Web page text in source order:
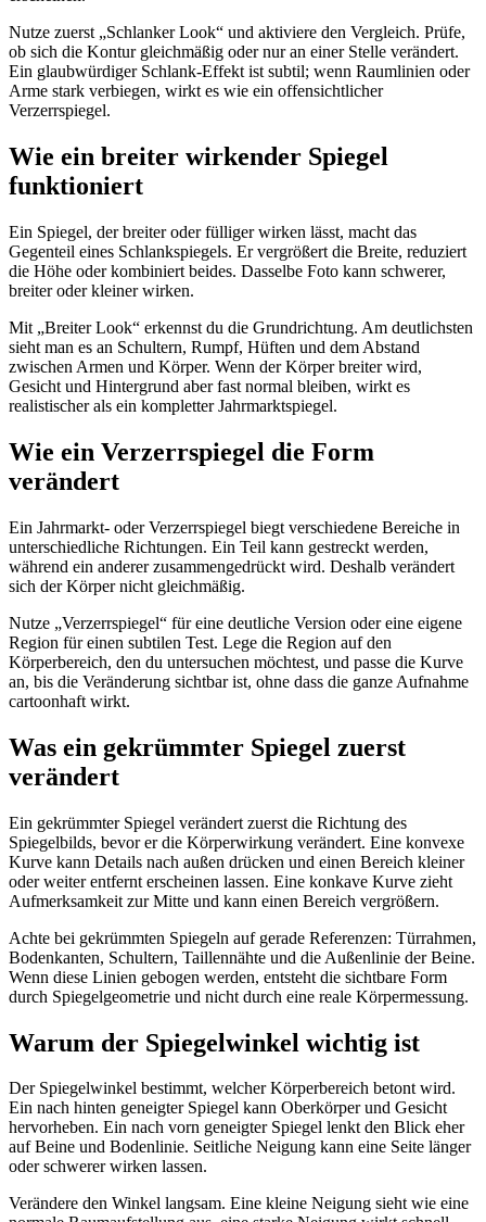
Nutze zuerst „Schlanker Look“ und aktiviere den Vergleich. Prüfe,
ob sich die Kontur gleichmäßig oder nur an einer Stelle verändert.
Ein glaubwürdiger Schlank-Effekt ist subtil; wenn Raumlinien oder
Arme stark verbiegen, wirkt es wie ein offensichtlicher
Verzerrspiegel.
Wie ein breiter wirkender Spiegel
funktioniert
Ein Spiegel, der breiter oder fülliger wirken lässt, macht das
Gegenteil eines Schlankspiegels. Er vergrößert die Breite, reduziert
die Höhe oder kombiniert beides. Dasselbe Foto kann schwerer,
breiter oder kleiner wirken.
Mit „Breiter Look“ erkennst du die Grundrichtung. Am deutlichsten
sieht man es an Schultern, Rumpf, Hüften und dem Abstand
zwischen Armen und Körper. Wenn der Körper breiter wird,
Gesicht und Hintergrund aber fast normal bleiben, wirkt es
realistischer als ein kompletter Jahrmarktspiegel.
Wie ein Verzerrspiegel die Form
verändert
Ein Jahrmarkt- oder Verzerrspiegel biegt verschiedene Bereiche in
unterschiedliche Richtungen. Ein Teil kann gestreckt werden,
während ein anderer zusammengedrückt wird. Deshalb verändert
sich der Körper nicht gleichmäßig.
Nutze „Verzerrspiegel“ für eine deutliche Version oder eine eigene
Region für einen subtilen Test. Lege die Region auf den
Körperbereich, den du untersuchen möchtest, und passe die Kurve
an, bis die Veränderung sichtbar ist, ohne dass die ganze Aufnahme
cartoonhaft wirkt.
Was ein gekrümmter Spiegel zuerst
verändert
Ein gekrümmter Spiegel verändert zuerst die Richtung des
Spiegelbilds, bevor er die Körperwirkung verändert. Eine konvexe
Kurve kann Details nach außen drücken und einen Bereich kleiner
oder weiter entfernt erscheinen lassen. Eine konkave Kurve zieht
Aufmerksamkeit zur Mitte und kann einen Bereich vergrößern.
Achte bei gekrümmten Spiegeln auf gerade Referenzen: Türrahmen,
Bodenkanten, Schultern, Taillennähte und die Außenlinie der Beine.
Wenn diese Linien gebogen werden, entsteht die sichtbare Form
durch Spiegelgeometrie und nicht durch eine reale Körpermessung.
Warum der Spiegelwinkel wichtig ist
Der Spiegelwinkel bestimmt, welcher Körperbereich betont wird.
Ein nach hinten geneigter Spiegel kann Oberkörper und Gesicht
hervorheben. Ein nach vorn geneigter Spiegel lenkt den Blick eher
auf Beine und Bodenlinie. Seitliche Neigung kann eine Seite länger
oder schwerer wirken lassen.
Verändere den Winkel langsam. Eine kleine Neigung sieht wie eine